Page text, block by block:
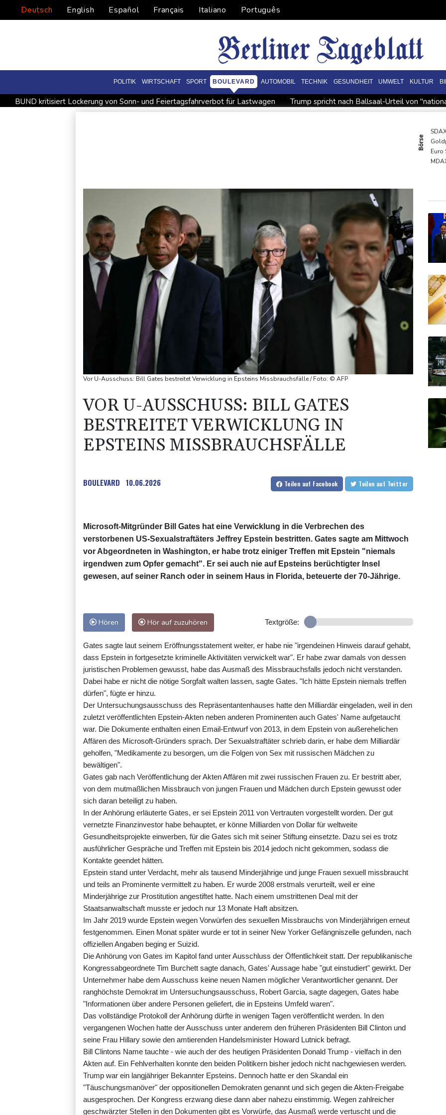
Deutsch English Español Français Italiano Português
POLITIK WIRTSCHAFT SPORT BOULEVARD AUTOMOBIL TECHNIK GESUNDHEIT UMWELT KULTUR
BUND kritisiert Lockerung von Sonn- und Feiertagsfahrverbot für Lastwagen
Trump spricht nach Ballsaal-Urteil von
"Rente mit 63": Unionsfraktionschef Frei offen für
Rechter Hardliner De la Espriella
Selenskyj erstmals seit Beginn von Ukraine-Krieg in Serbien - Treffen mit
Börse
Euro
Vor U-Ausschuss: Bill Gates bestreitet Verwicklung in Epsteins Missbrauchsfälle / Foto: © AFP
VOR U-AUSSCHUSS: BILL GATES
BESTREITET VERWICKLUNG IN
EPSTEINS MISSBRAUCHSFÄLLE
BOULEVARD 10.06.2026 Teilen auf Facebook Teilen auf Twitter
Microsoft-Mitgründer Bill Gates hat eine Verwicklung in die Verbrechen des
verstorbenen US-Sexualstraftäters Jeffrey Epstein bestritten. Gates sagte am Mittwoch
vor Abgeordneten in Washington, er habe trotz einiger Treffen mit Epstein "niemals
irgendwen zum Opfer gemacht". Er sei auch nie auf Epsteins berüchtigter Insel
gewesen, auf seiner Ranch oder in seinem Haus in Florida, beteuerte der 70-Jährige.
Hören Hör auf zuzuhören Textgröße:
Gates sagte laut seinem Eröffnungsstatement weiter, er habe nie "irgendeinen Hinweis darauf gehabt,
dass Epstein in fortgesetzte kriminelle Aktivitäten verwickelt war". Er habe zwar damals von dessen
juristischen Problemen gewusst, habe das Ausmaß des Missbrauchsfalls jedoch nicht verstanden.
Dabei habe er nicht die nötige Sorgfalt walten lassen, sagte Gates. "Ich hätte Epstein niemals treffen
dürfen", fügte er hinzu.
Der Untersuchungsausschuss des Repräsentantenhauses hatte den Milliardär eingeladen, weil in den
zuletzt veröffentlichten Epstein-Akten neben anderen Prominenten auch Gates' Name aufgetaucht
war. Die Dokumente enthalten einen Email-Entwurf von 2013, in dem Epstein von außerehelichen
Affären des Microsoft-Gründers sprach. Der Sexualstraftäter schrieb darin, er habe dem Milliardär
geholfen, "Medikamente zu besorgen, um die Folgen von Sex mit russischen Mädchen zu
bewältigen".
Gates gab nach Veröffentlichung der Akten Affären mit zwei russischen Frauen zu. Er bestritt aber,
von dem mutmaßlichen Missbrauch von jungen Frauen und Mädchen durch Epstein gewusst oder
sich daran beteiligt zu haben.
In der Anhörung erläuterte Gates, er sei Epstein 2011 von Vertrauten vorgestellt worden. Der gut
vernetzte Finanzinvestor habe behauptet, er könne Milliarden von Dollar für weltweite
Gesundheitsprojekte einwerben, für die Gates sich mit seiner Stiftung einsetzte. Dazu sei es trotz
ausführlicher Gespräche und Treffen mit Epstein bis 2014 jedoch nicht gekommen, sodass die
Kontakte geendet hätten.
Epstein stand unter Verdacht, mehr als tausend Minderjährige und junge Frauen sexuell missbraucht
und teils an Prominente vermittelt zu haben. Er wurde 2008 erstmals verurteilt, weil er eine
Minderjährige zur Prostitution angestiftet hatte. Nach einem umstrittenen Deal mit der
Staatsanwaltschaft musste er jedoch nur 13 Monate Haft absitzen.
Im Jahr 2019 wurde Epstein wegen Vorwürfen des sexuellen Missbrauchs von Minderjährigen erneut
festgenommen. Einen Monat später wurde er tot in seiner New Yorker Gefängniszelle gefunden, nach
offiziellen Angaben beging er Suizid.
Die Anhörung von Gates im Kapitol fand unter Ausschluss der Öffentlichkeit statt. Der republikanische
Kongressabgeordnete Tim Burchett sagte danach, Gates' Aussage habe "gut einstudiert" gewirkt. Der
Unternehmer habe dem Ausschuss keine neuen Namen möglicher Verantwortlicher genannt. Der
ranghöchste Demokrat im Untersuchungsausschuss, Robert Garcia, sagte dagegen, Gates habe
"Informationen über andere Personen geliefert, die in Epsteins Umfeld waren".
Das vollständige Protokoll der Anhörung dürfte in wenigen Tagen veröffentlicht werden. In den
vergangenen Wochen hatte der Ausschuss unter anderem den früheren Präsidenten Bill Clinton und
seine Frau Hillary sowie den amtierenden Handelsminister Howard Lutnick befragt.
Bill Clintons Name tauchte - wie auch der des heutigen Präsidenten Donald Trump - vielfach in den
Akten auf. Ein Fehlverhalten konnte den beiden Politikern bisher jedoch nicht nachgewiesen werden.
Trump war ein langjähriger Bekannter Epsteins. Dennoch hatte er den Skandal ein
"Täuschungsmanöver" der oppositionellen Demokraten genannt und sich gegen die Akten-Freigabe
ausgesprochen. Der Kongress erzwang diese dann aber nahezu einstimmig. Wegen zahlreicher
geschwärzter Stellen in den Dokumenten gibt es Vorwürfe, das Ausmaß werde vertuscht und die